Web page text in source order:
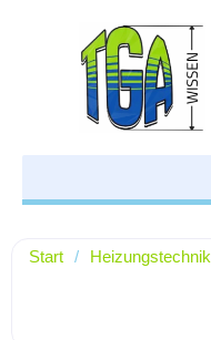
Start / Heizungstechnik